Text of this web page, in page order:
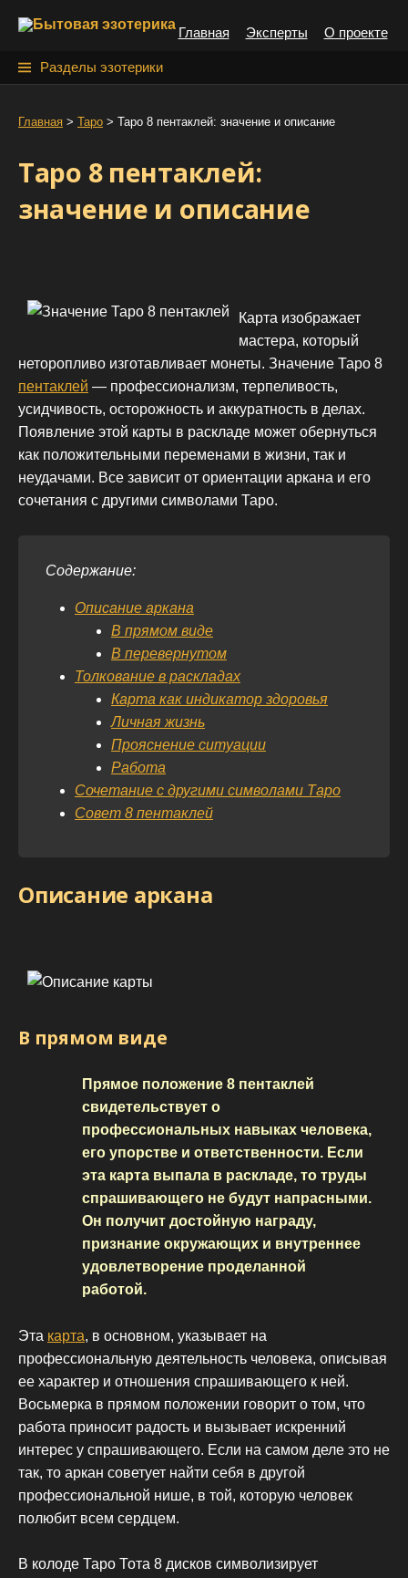
Главная Эксперты О проекте
Разделы эзотерики
Главная > Таро > Таро 8 пентаклей: значение и описание
Таро 8 пентаклей:
значение и описание
Карта изображает
мастера, который
неторопливо изготавливает монеты. Значение Таро 8
пентаклей — профессионализм, терпеливость,
усидчивость, осторожность и аккуратность в делах.
Появление этой карты в раскладе может обернуться
как положительными переменами в жизни, так и
неудачами. Все зависит от ориентации аркана и его
сочетания с другими символами Таро.
Содержание:
Описание аркана
В прямом виде
В перевернутом
Толкование в раскладах
Карта как индикатор здоровья
Личная жизнь
Прояснение ситуации
Работа
Сочетание с другими символами Таро
Совет 8 пентаклей
Описание аркана
В прямом виде
Прямое положение 8 пентаклей
свидетельствует о
профессиональных навыках человека,
его упорстве и ответственности. Если
эта карта выпала в раскладе, то труды
спрашивающего не будут напрасными.
Он получит достойную награду,
признание окружающих и внутреннее
удовлетворение проделанной
работой.
Эта карта, в основном, указывает на
профессиональную деятельность человека, описывая
ее характер и отношения спрашивающего к ней.
Восьмерка в прямом положении говорит о том, что
работа приносит радость и вызывает искренний
интерес у спрашивающего. Если на самом деле это не
так, то аркан советует найти себя в другой
профессиональной нише, в той, которую человек
полюбит всем сердцем.
В колоде Таро Тота 8 дисков символизирует